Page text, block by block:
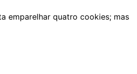
emparelhar quatro cookies; mas